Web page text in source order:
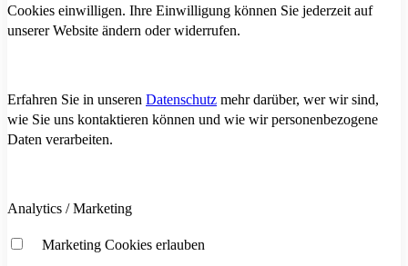
Cookies einwilligen. Ihre Einwilligung können Sie jederzeit auf
unserer Website ändern oder widerrufen.
Erfahren Sie in unseren Datenschutz mehr darüber, wer wir sind,
wie Sie uns kontaktieren können und wie wir personenbezogene
Daten verarbeiten.
Analytics / Marketing
Marketing Cookies erlauben